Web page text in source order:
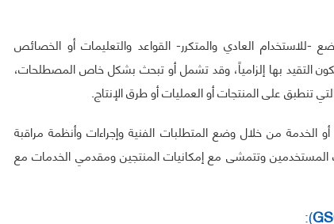
-للاستخدام العادي والمتكرر- القواعد والتعليمات أو الخصائص
التقيد بها إلزامياً، وقد تشمل أو تبحث بشكل خاص المصطلحات،
تنطبق على المنتجات أو العمليات أو طرق الإنتاج.
من خلال وضع المتطلبات الفنية وإجراءات وأنظمة مراقبة
المستخدمين وتتمشى مع إمكانيات المنتجين ومقدمي الخدمات مع
):